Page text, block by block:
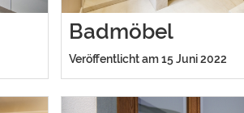
Badmöbel
Veröffentlicht am 15 Juni 2022